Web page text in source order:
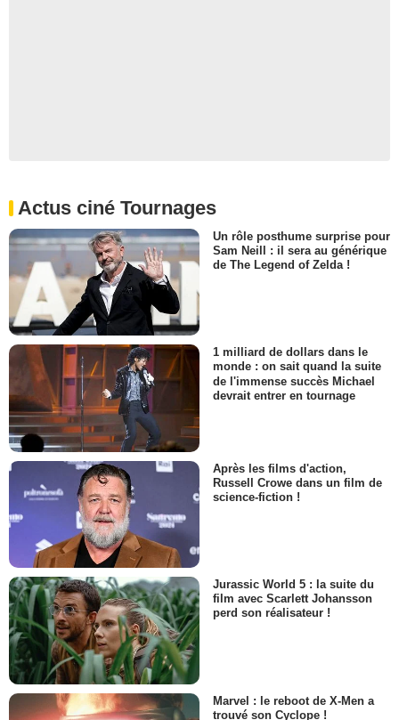
Actus ciné Tournages
Un rôle posthume surprise pour
Sam Neill : il sera au générique
de The Legend of Zelda !
1 milliard de dollars dans le
monde : on sait quand la suite
de l'immense succès Michael
devrait entrer en tournage
Après les films d'action,
Russell Crowe dans un film de
science-fiction !
Jurassic World 5 : la suite du
film avec Scarlett Johansson
perd son réalisateur !
Marvel : le reboot de X-Men a
trouvé son Cyclope !